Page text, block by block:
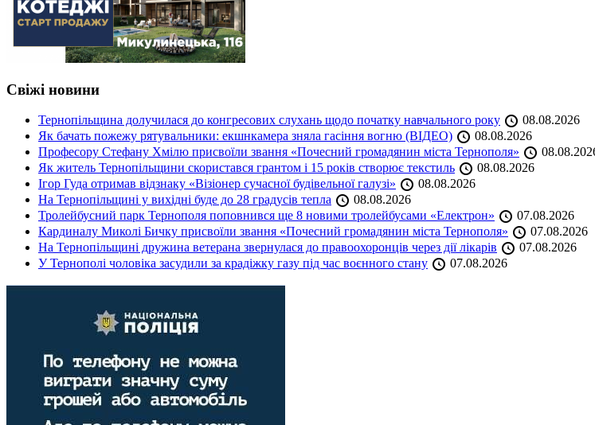
Свіжі новини
Тернопільщина долучилася до конгресових слухань щодо початку навчального року
08.08.2026
Як бачать пожежу рятувальники: екшнкамера зняла гасіння вогню (ВІДЕО)
08.08.2026
Професору Стефану Хмілю присвоїли звання «Почесний громадянин міста Тернополя»
Як житель Тернопільщини скористався грантом і 15 років створює текстиль
08.08.2026
Ігор Гуда отримав відзнаку «Візіонер сучасної будівельної галузі»
08.08.2026
На Тернопільщині у вихідні буде до 28 градусів тепла
08.08.2026
Тролейбусний парк Тернополя поповнився ще 8 новими тролейбусами «Електрон»
07.08.2026
Кардиналу Миколі Бичку присвоїли звання «Почесний громадянин міста Тернополя»
07.08.2026
На Тернопільщині дружина ветерана звернулася до правоохоронців через дії лікарів
07.08.2026
У Тернополі чоловіка засудили за крадіжку газу під час воєнного стану
07.08.2026